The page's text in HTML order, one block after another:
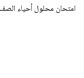
امتحان محلول أحياء